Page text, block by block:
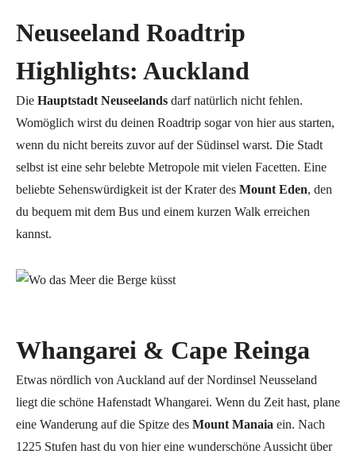
Neuseeland Roadtrip
Highlights: Auckland
Die Hauptstadt Neuseelands darf natürlich nicht fehlen.
Womöglich wirst du deinen Roadtrip sogar von hier aus starten,
wenn du nicht bereits zuvor auf der Südinsel warst. Die Stadt
selbst ist eine sehr belebte Metropole mit vielen Facetten. Eine
beliebte Sehenswürdigkeit ist der Krater des Mount Eden, den
du bequem mit dem Bus und einem kurzen Walk erreichen
kannst.
Whangarei & Cape Reinga
Etwas nördlich von Auckland auf der Nordinsel Neusseland
liegt die schöne Hafenstadt Whangarei. Wenn du Zeit hast, plane
eine Wanderung auf die Spitze des Mount Manaia ein. Nach
1225 Stufen hast du von hier eine wunderschöne Aussicht über